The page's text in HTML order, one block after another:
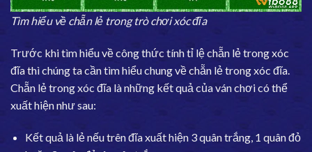
Tìm hiểu về chẵn lẻ trong trò chơi xóc đĩa
Trước khi tìm hiểu về công thức tính tỉ lệ chẵn lẻ trong xóc
đĩa thì chúng ta cần tìm hiểu chung về chẵn lẻ trong xóc đĩa.
Chẵn lẻ trong xóc đĩa là những kết quả của ván chơi có thể
xuất hiện như sau:
Kết quả là lẻ nếu trên đĩa xuất hiện 3 quân trắng, 1 quân đỏ